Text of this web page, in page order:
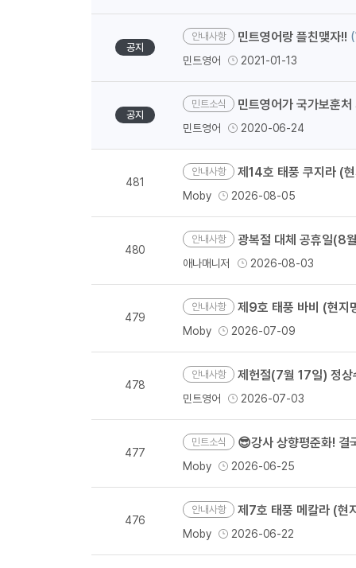
공지
안내사항 민트영어랑 플친맺자!!
민트영어
2021-01-13
공지
민트소식 민트영어가 국가보훈
민트영어 2020-06-24
481
안내사항 제14호 태풍 쿠지라 (
Moby 2026-08-05
480
안내사항 광복절 대체 공휴일(8월
애나매니저 2026-08-03
479
안내사항 제9호 태풍 바비 (현
Moby 2026-07-09
478
안내사항 제헌절(7월 17일) 정상
민트영어 2026-07-03
477
민트소식 😎강사 상향평준화! 결
Moby 2026-06-25
476
안내사항 제7호 태풍 메칼라 (
Moby 2026-06-22